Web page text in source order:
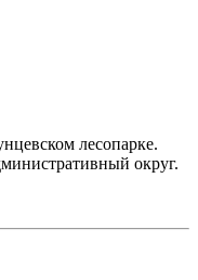
лесопарке.
округ.